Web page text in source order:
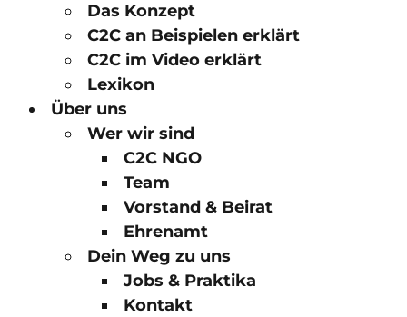
Das Konzept
C2C an Beispielen erklärt
C2C im Video erklärt
Lexikon
Über uns
Wer wir sind
C2C NGO
Team
Vorstand & Beirat
Ehrenamt
Dein Weg zu uns
Jobs & Praktika
Kontakt